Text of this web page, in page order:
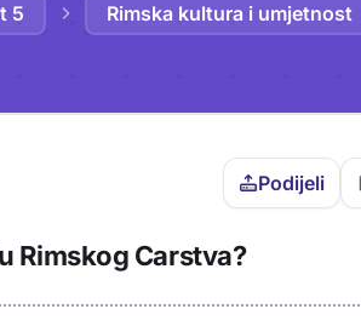
5 Rimska kultura i umjetnost
Podijeli
Trebaš biti prijavljen da bi pohranio
sadržaj u bilježnicu!
Rimskog Carstva?